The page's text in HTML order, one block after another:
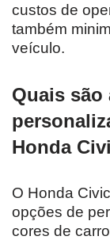
custos de
também
veículo.
Quais são
Honda
O Honda
opções de
cores de